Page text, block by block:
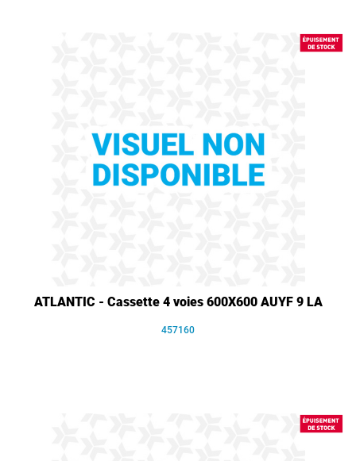
ATLANTIC - Cassette 4 voies 600X600 AUYF 9 LA
457160